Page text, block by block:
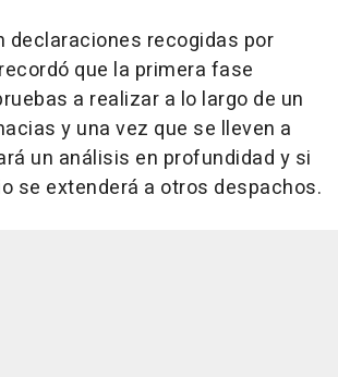
declaraciones recogidas por
que la primera fase
a realizar a lo largo de un
y una vez que se lleven a
un análisis en profundidad y si
se extenderá a otros despachos.